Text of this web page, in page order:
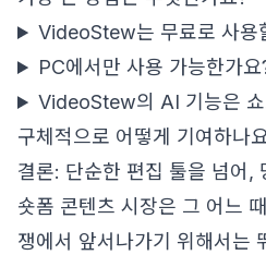
VideoStew는 무료로 사용
PC에서만 사용 가능한가
VideoStew의 AI 기능은 쇼
구체적으로 어떻게 기여하나
결론: 단순한 편집 툴을 넘어,
숏폼 콘텐츠 시장은 그 어느
쟁에서 앞서나가기 위해서는